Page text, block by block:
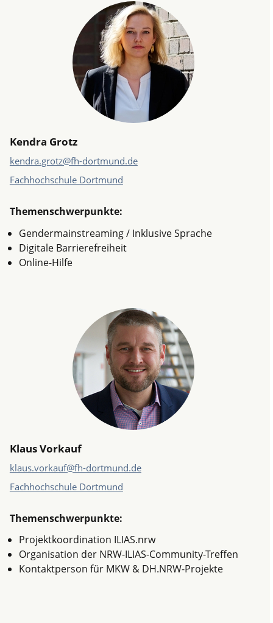
Kendra Grotz
kendra.grotz@fh-dortmund.de
Fachhochschule Dortmund
Themenschwerpunkte:
Gendermainstreaming / Inklusive Sprache
Digitale Barrierefreiheit
Online-Hilfe
Klaus Vorkauf
klaus.vorkauf@fh-dortmund.de
Fachhochschule Dortmund
Themenschwerpunkte:
Projektkoordination ILIAS.nrw
Organisation der NRW-ILIAS-Community-Treffen
Kontaktperson für MKW & DH.NRW-Projekte